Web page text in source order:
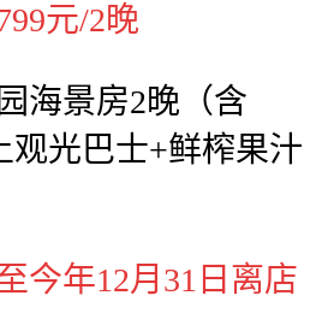
元/2晚
海景房2晚（含
观光巴士+鲜榨果汁
今年12月31日离店